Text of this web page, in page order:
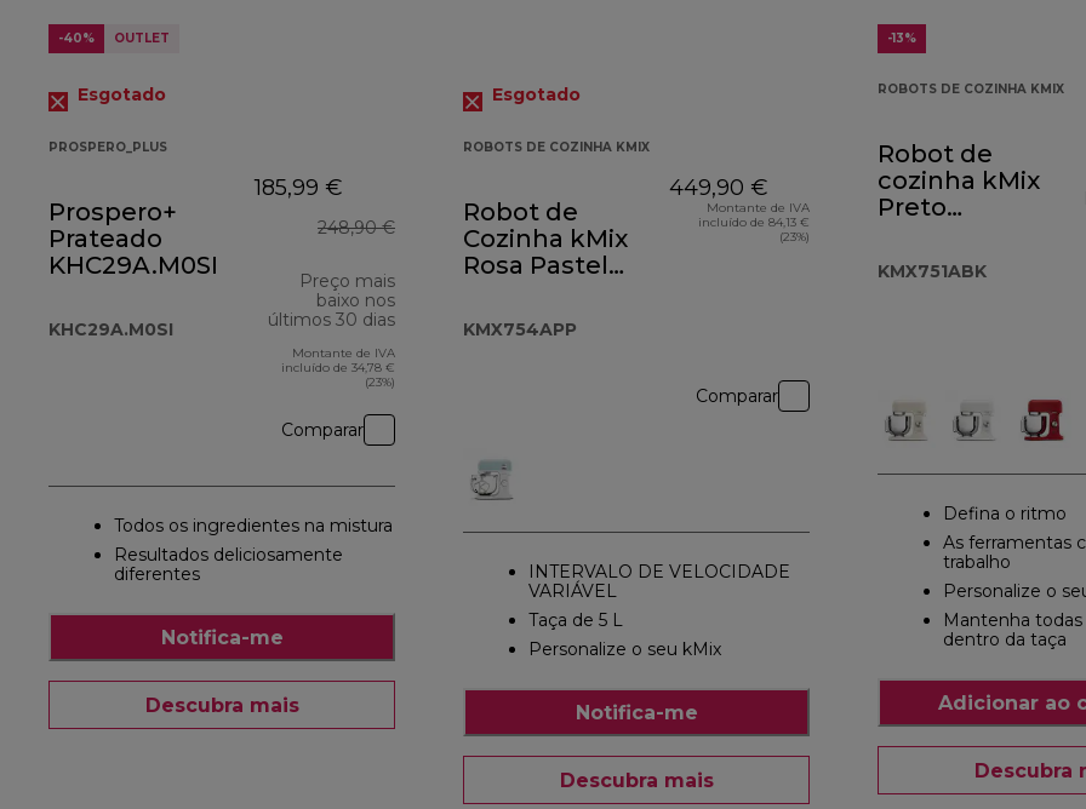
-40% OUTLET
Esgotado
PROSPERO_PLUS
Prospero+
Prateado
KHC29A.M0SI
KHC29A.M0SI
185,99 €
248,90 €
Preço mais
baixo nos
últimos 30 dias
Montante de IVA
incluído de 34,78 €
(23%)
Comparar
Todos os ingredientes na mistura
Resultados deliciosamente
diferentes
Notifica-me
Descubra mais
Esgotado
ROBOTS DE COZINHA KMIX
Robot de
Cozinha kMix
Rosa Pastel
KMX754APP
449,90 €
Montante de IVA
incluído de 84,13 €
(23%)
Comparar
INTERVALO DE VELOCIDADE
VARIÁVEL
Taça de 5 L
Personalize o seu kMix
Notifica-me
Descubra mais
-13%
ROBOTS DE COZINHA KMIX
Robot de
cozinha kMix
Preto
KMX751ABK
Defina o ritmo
As ferramentas
trabalho
Personalize o
Mantenha todas
dentro da taça
Adicionar ao
Descubra